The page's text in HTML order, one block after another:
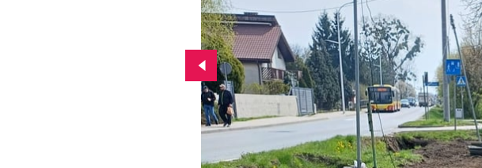
Przejdź do poprzedniego zdjęcia.